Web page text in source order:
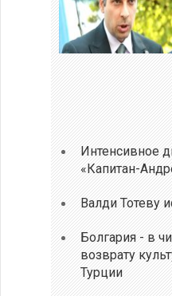
Интенсивное
«Капитан-
Валди Тотеву
Болгария - в
возврату
Турции